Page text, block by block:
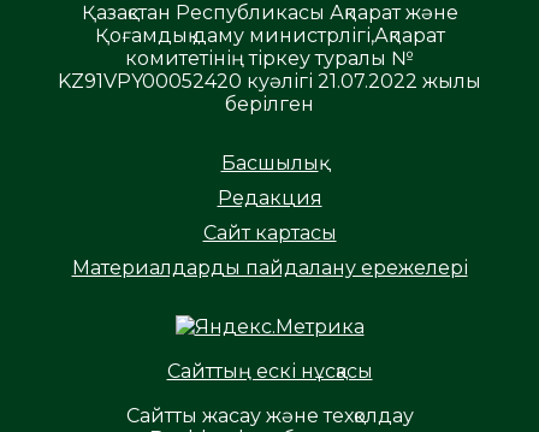
Қазақстан Республикасы Ақпарат және
Қоғамдық даму министрлігі,Ақпарат
комитетінің тіркеу туралы №
KZ91VPY00052420 куәлігі 21.07.2022 жылы
берілген
Басшылық
Редакция
Сайт картасы
Материалдарды пайдалану ережелері
Сайттың ескі нұсқасы
Сайтты жасау және техқолдау